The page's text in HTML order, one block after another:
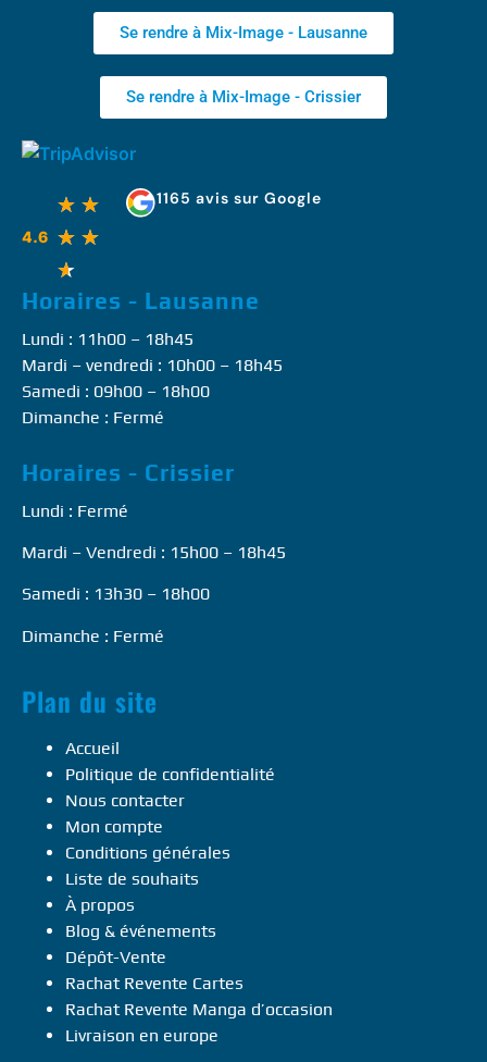
Se rendre à Mix-Image - Lausanne
Se rendre à Mix-Image - Crissier
4.6
★ ★
★ ★
★
1165 avis sur Google
Horaires - Lausanne
Lundi : 11h00 – 18h45
Mardi – vendredi : 10h00 – 18h45
Samedi : 09h00 – 18h00
Dimanche : Fermé
Horaires - Crissier
Lundi : Fermé
Mardi – Vendredi : 15h00 – 18h45
Samedi : 13h30 – 18h00
Dimanche : Fermé
Plan du site
Accueil
Politique de confidentialité
Nous contacter
Mon compte
Conditions générales
Liste de souhaits
À propos
Blog & événements
Dépôt-Vente
Rachat Revente Cartes
Rachat Revente Manga d’occasion
Livraison en europe